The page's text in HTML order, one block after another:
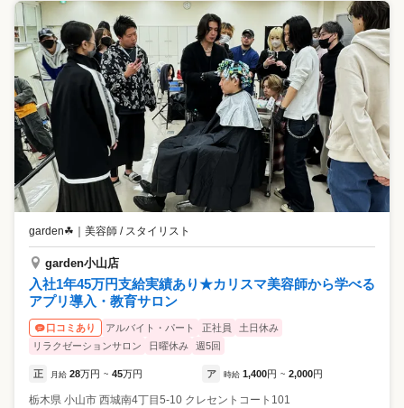
garden☘ 美容師 / スタイリスト
garden小山店
入社1年45万円支給実績あり★カリスマ美容師から学べる
アプリ導入・教育サロン
口コミあり アルバイト・パート 正社員
土日休み
リラクゼーションサロン
日曜休み 週5回
正 月給 28万円 ~ 45万円 ア 時給 1,400円 ~ 2,000円
栃木県 小山市 西城南4丁目5-10 クレセントコート101